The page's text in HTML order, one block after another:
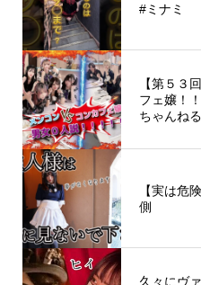
#ミナミ
【第５３
フェ嬢！
ちゃんね
【実は危
側
久々にヴ